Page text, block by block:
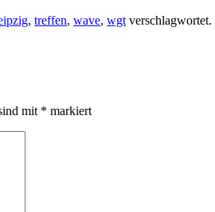
, treffen, wave, wgt
mit * markiert